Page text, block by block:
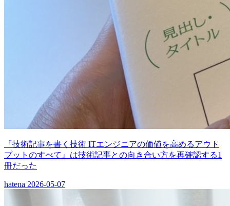
『技術記事を書く技術 ITエンジニアの価値を高めるアウト
プットのすべて』は技術記事との向き合い方を再確認する1
冊だった
hatena 2026-05-07